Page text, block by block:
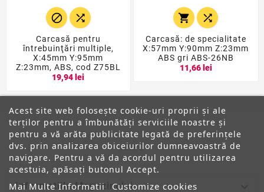
 
Carcasă pentru
întrebuinţări multiple,
X:45mm Y:95mm
Z:23mm, ABS, cod Z75BL
19,94 lei
 
Carcasă: de specialitate
X:57mm Y:90mm Z:23mm
ABS gri ABS-26NB
11,66 lei
ANPC
Informatiile Magazinului
Acest site web folosește cookie-uri proprii și ale
terților pentru a îmbunătăți serviciile noastre și
pentru a vă arăta publicitate legată de preferințele
dvs. prin analizarea obiceiurilor dumneavoastră de
navigare. Pentru a vă da acordul pentru utilizarea
acestuia, apăsați butonul Accept.
Mai Multe Informatii Customize cookies